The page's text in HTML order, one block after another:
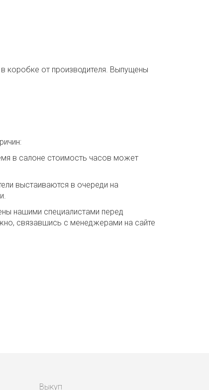
коробке от производителя. Выпущены
в салоне стоимость часов может
выстаиваются в очереди на
нашими специалистами перед
связавшись с менеджерами на сайте
Выкуп